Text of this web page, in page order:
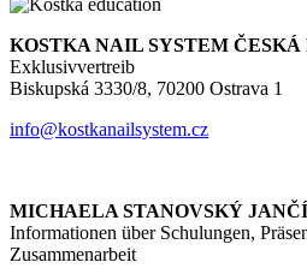
KOSTKA NAIL SYSTEM
Exklusivvertreib
Biskupská 3330/8, 70200 Ostrava 1
info@kostkanailsystem.cz
MICHAELA STANOVSKÝ
Informationen über Schulungen,
Zusammenarbeit